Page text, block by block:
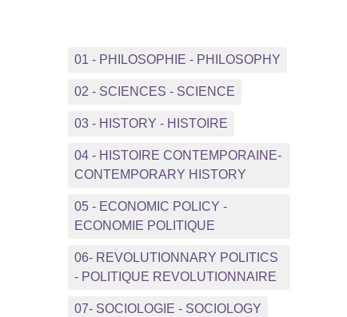
01 - PHILOSOPHIE - PHILOSOPHY
02 - SCIENCES - SCIENCE
03 - HISTORY - HISTOIRE
04 - HISTOIRE CONTEMPORAINE-
CONTEMPORARY HISTORY
05 - ECONOMIC POLICY -
ECONOMIE POLITIQUE
06- REVOLUTIONNARY POLITICS
- POLITIQUE REVOLUTIONNAIRE
07- SOCIOLOGIE - SOCIOLOGY